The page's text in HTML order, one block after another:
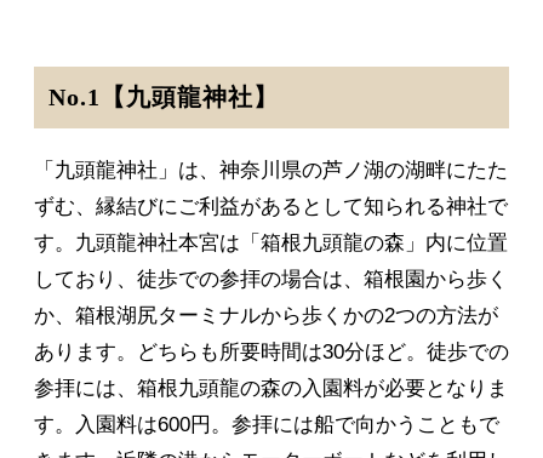
No.1【九頭龍神社】
「九頭龍神社」は、神奈川県の芦ノ湖の湖畔にたた
ずむ、縁結びにご利益があるとして知られる神社で
す。九頭龍神社本宮は「箱根九頭龍の森」内に位置
しており、徒歩での参拝の場合は、箱根園から歩く
か、箱根湖尻ターミナルから歩くかの2つの方法が
あります。どちらも所要時間は30分ほど。徒歩での
参拝には、箱根九頭龍の森の入園料が必要となりま
す。入園料は600円。参拝には船で向かうこともで